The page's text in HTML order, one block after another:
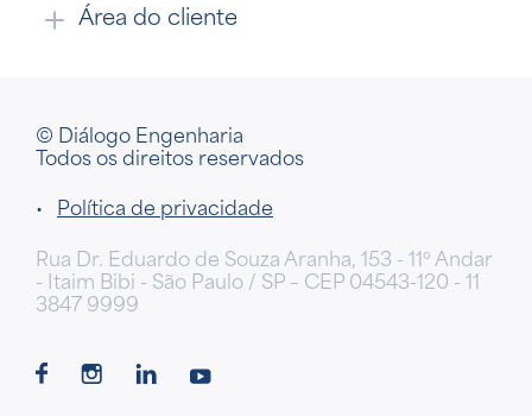
Área do cliente
© Diálogo Engenharia
Todos os direitos reservados
• Política de privacidade
Rua Dr. Eduardo de Souza Aranha, 153 - 11º Andar
- Itaim Bibi - São Paulo / SP – CEP 04543-120 - 11
3847 9999